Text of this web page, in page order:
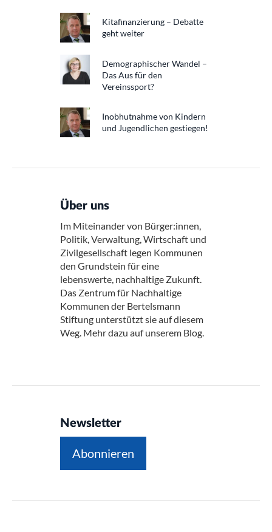
Kitafinanzierung – Debatte
geht weiter
Demographischer Wandel –
Das Aus für den
Vereinssport?
Inobhutnahme von Kindern
und Jugendlichen gestiegen!
Über uns
Im Miteinander von Bürger:innen,
Politik, Verwaltung, Wirtschaft und
Zivilgesellschaft legen Kommunen
den Grundstein für eine
lebenswerte, nachhaltige Zukunft.
Das Zentrum für Nachhaltige
Kommunen der Bertelsmann
Stiftung unterstützt sie auf diesem
Weg. Mehr dazu auf unserem Blog.
Newsletter
Abonnieren